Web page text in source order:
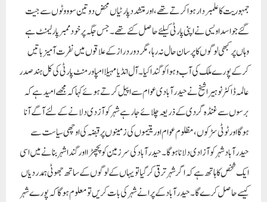
جمہوریت کا علمبردار ہوا کرتے تھے، اور متشدد پارٹیاں محض دو تین سو ووٹوں سے جیت
گئے جو اسد اویسی نے اپنی پارٹی کیلئے حاصل کئے تھے۔ جس جگہ پر خود ممبر پارلیمنٹ ہے
وہاں پر کبھی لوگوں کا پرسان حال نہ رہا ، مگر دور دراز کے علاقوں میں نفرت آمیز باتیں
کرکے پورے ملک کی آب و ہوا کو گندا کیا ۔ آل انڈیا مہیلا امپاور منٹ پارٹی کی کل ہند صدر
عالمہ ڈاکٹر نوہیرا شیخ نے حیدر آبادی عوام سے اپیل کرتے ہوئے کہا کہ مجھے امید ہے کہ
برسوں سے غنڈہ گردی کے ذریعہ چلائے جا رہے شہر کو آزدی دلانے کے لئے آگے آنا
ہوگا اور ٹوٹی سڑکوں، مظلوم عوام اور یتیموں کی زمینوں پر قبضہ کی اوچھی سیاست سے
حیدر آباد شہر کو آزادی دلانا ہو گا۔ حیدر آباد کی سرزمین کو پچھڑا اور گندا شہر بنانے میں اسی
ایک شخص کا ہاتھ ہے کہ اگر شہر ترقی کر گیا تو یہاں کے لوگوں کے ساتھ جھوٹی ہمدردیاں
کیسے حاصل کرے گا۔ حیدر آباد کے پرانے شہر کی بات کریں تو معلوم ہوگا کہ پورے شہر